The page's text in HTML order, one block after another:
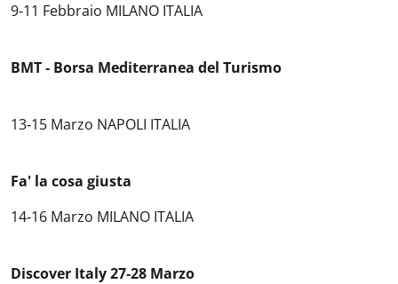
9‐11 Febbraio MILANO ITALIA
BMT ‐ Borsa Mediterranea del Turismo
13‐15 Marzo NAPOLI ITALIA
Fa' la cosa giusta
14‐16 Marzo MILANO ITALIA
Discover Italy 27‐28 Marzo